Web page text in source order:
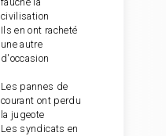
civilisation
Ils en ont racheté
une autre
d'occasion
Les pannes de
courant ont perdu
la jugeote
Les syndicats en